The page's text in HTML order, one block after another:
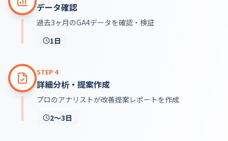
データ確認
過去3ヶ月のGA4データを確認・検証
1日
STEP 4
詳細分析・提案作成
プロのアナリストが改善提案レポートを作成
2～3日